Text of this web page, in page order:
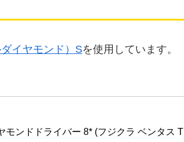
イヤモンド）Sを使用しています。
ンドドライバー 8* (フジクラ ベンタス T